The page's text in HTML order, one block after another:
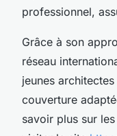
professionnel,
Grâce à son
réseau
jeunes
couverture
savoir plus sur